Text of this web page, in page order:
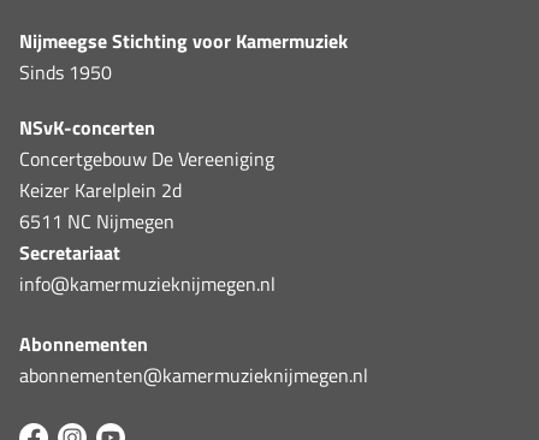
Nijmeegse Stichting voor Kamermuziek
Sinds 1950
NSvK-concerten
Concertgebouw De Vereeniging
Keizer Karelplein 2d
6511 NC Nijmegen
Secretariaat
info@kamermuzieknijmegen.nl
Abonnementen
abonnementen@kamermuzieknijmegen.nl